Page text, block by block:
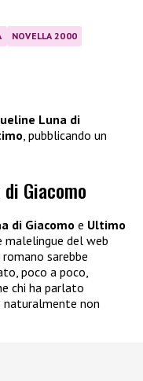
NOVELLA 2000
Luna di
, pubblicando un
Giacomo
di Giacomo e Ultimo
malelingue del web
sarebbe
poco a poco,
chi ha parlato
naturalmente non